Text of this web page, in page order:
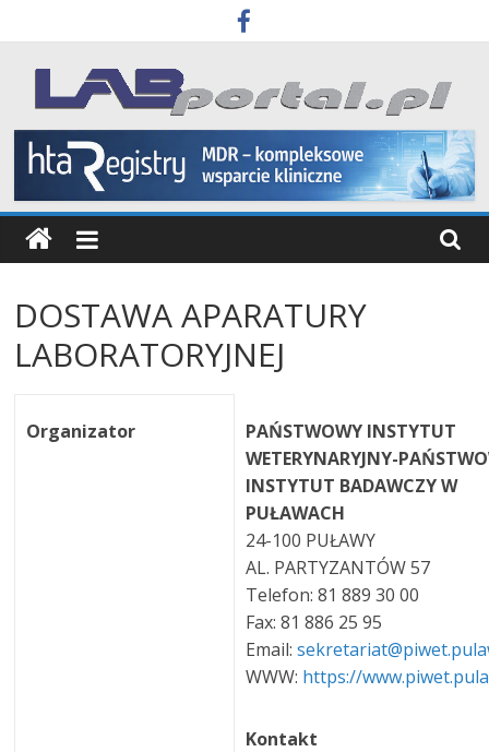
to
content
Labportal
Laboratoria
Aparatura
Badania
DOSTAWA APARATURY
LABORATORYJNEJ
Organizator
PAŃSTWOWY INSTYTUT
WETERYNARYJNY-
INSTYTUT BADAWCZY W
PUŁAWACH
24-100 PUŁAWY
AL. PARTYZANTÓW 57
Telefon: 81 889 30 00
Fax: 81 886 25 95
Email:
WWW: https://
Kontakt